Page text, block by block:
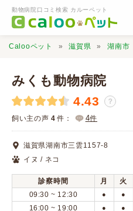
動物病院口コミ検索 カルーペット
動物病院検索
口コミ検索
Calooペットとは？
Calooペット 滋賀県 湖南市
みくも動物病院
4.43 ？
飼い主の声 4 件： 4件
滋賀県湖南市三雲1157-8
イヌ / ネコ
診察時間 月 火
09:30 ~ 12:30
● ●
16:00 ~ 19:00 ● ●